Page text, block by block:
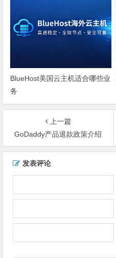
BlueHost美国云主机适合哪些业
务
上一篇
GoDaddy产品退款政策介绍
发表评论